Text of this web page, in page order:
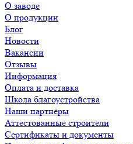
О заводе
О продукции
Блог
Новости
Вакансии
Отзывы
Информация
Оплата и доставка
Школа благоустройства
Наши партнёры
Аттестованные строители
Сертификаты и документы